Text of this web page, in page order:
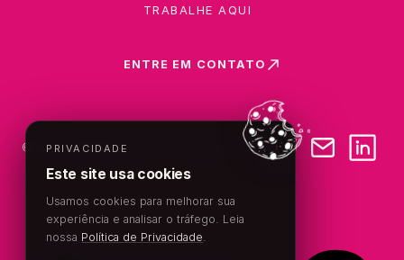
TRABALHE AQUI
ENTRE EM CONTATO
© 2026VM2Política de Privacidade
PRIVACIDADE
Este site usa cookies
Usamos cookies para melhorar sua
experiência e analisar o tráfego. Leia
nossa Política de Privacidade.